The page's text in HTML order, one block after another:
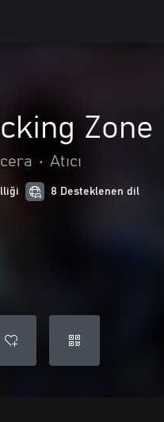
Zone
• Atıcı
8 Desteklenen dil